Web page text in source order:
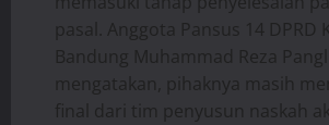
pasal. Anggota Pansus 14 DPRD
Bandung Muhammad Reza
mengatakan, pihaknya masih
final dari tim penyusun naskah